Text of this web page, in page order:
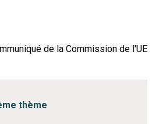
de la Commission de l'UE
thème